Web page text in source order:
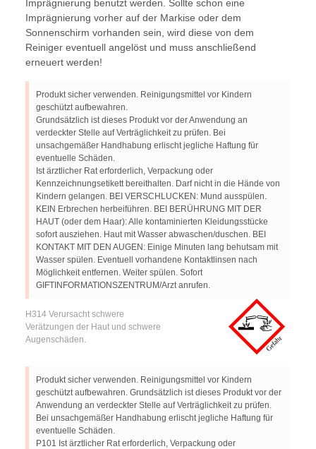
Imprägnierung benutzt werden. Sollte schon eine
Imprägnierung vorher auf der Markise oder dem
Sonnenschirm vorhanden sein, wird diese von dem
Reiniger eventuell angelöst und muss anschließend
erneuert werden!
Produkt sicher verwenden. Reinigungsmittel vor Kindern
geschützt aufbewahren.
Grundsätzlich ist dieses Produkt vor der Anwendung an
verdeckter Stelle auf Verträglichkeit zu prüfen. Bei
unsachgemäßer Handhabung erlischt jegliche Haftung für
eventuelle Schäden.
Ist ärztlicher Rat erforderlich, Verpackung oder
Kennzeichnungsetikett bereithalten. Darf nicht in die Hände von
Kindern gelangen. BEI VERSCHLUCKEN: Mund ausspülen.
KEIN Erbrechen herbeiführen. BEI BERÜHRUNG MIT DER
HAUT (oder dem Haar): Alle kontaminierten Kleidungsstücke
sofort ausziehen. Haut mit Wasser abwaschen/duschen. BEI
KONTAKT MIT DEN AUGEN: Einige Minuten lang behutsam mit
Wasser spülen. Eventuell vorhandene Kontaktlinsen nach
Möglichkeit entfernen. Weiter spülen. Sofort
GIFTINFORMATIONSZENTRUM/Arzt anrufen.
H314 Verursacht schwere
Verätzungen der Haut und schwere
Augenschäden.
Produkt sicher verwenden. Reinigungsmittel vor Kindern
geschützt aufbewahren. Grundsätzlich ist dieses Produkt vor der
Anwendung an verdeckter Stelle auf Verträglichkeit zu prüfen.
Bei unsachgemäßer Handhabung erlischt jegliche Haftung für
eventuelle Schäden.
P101 Ist ärztlicher Rat erforderlich, Verpackung oder